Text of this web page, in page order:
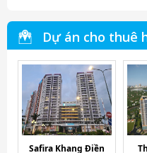
Dự án cho thuê
Safira Khang Điền